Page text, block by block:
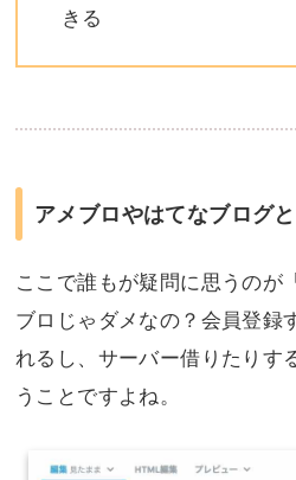
きる
アメブロやはてなブログ
ここで誰もが疑問に思うのが
ブロじゃダメなの？会員登録
れるし、サーバー借りたりす
うことですよね。